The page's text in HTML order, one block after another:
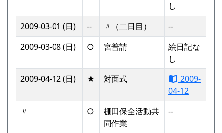
し
2009-03-01 (日)
-- 〃（二日目）
--
2009-03-08 (日)
○ 宮普請
絵日記な
し
2009-04-12 (日)
★ 対面式
2009-
04-12
〃
○
棚田保全活動共
同作業
--